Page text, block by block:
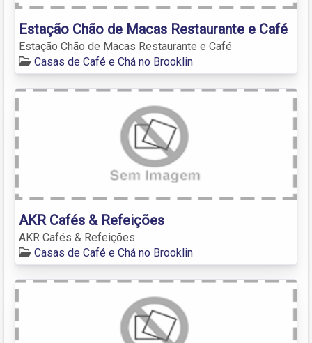
Estação Chão de Macas Restaurante e Café
Estação Chão de Macas Restaurante e Café
Casas de Café e Chá no Brooklin
AKR Cafés & Refeições
AKR Cafés & Refeições
Casas de Café e Chá no Brooklin